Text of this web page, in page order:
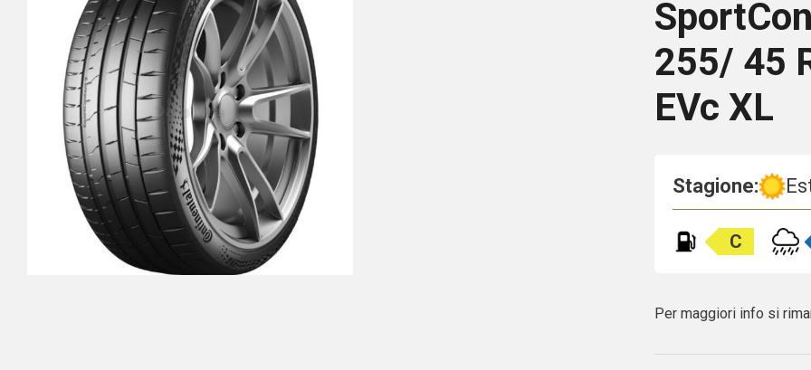
255/ 45
EVc XL
Stagione:
C
Per maggiori info si